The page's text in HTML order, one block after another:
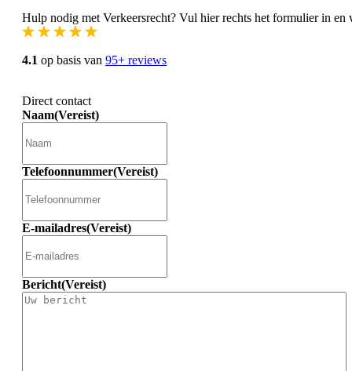
Hulp nodig met Verkeersrecht? Vul hier rechts het formulier in
4.1 op basis van 95+ reviews
Direct contact
Naam(Vereist)
Telefoonnummer(Vereist)
E-mailadres(Vereist)
Bericht(Vereist)